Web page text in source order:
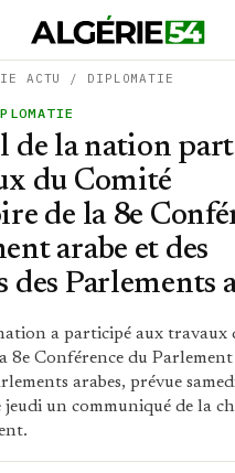
ACTU / DIPLOMATIE
de la nation
du Comité
de la 8e
arabe et des
des Parlements
a participé aux travaux
8e Conférence du Parlement
arabes, prévue
un communiqué de la